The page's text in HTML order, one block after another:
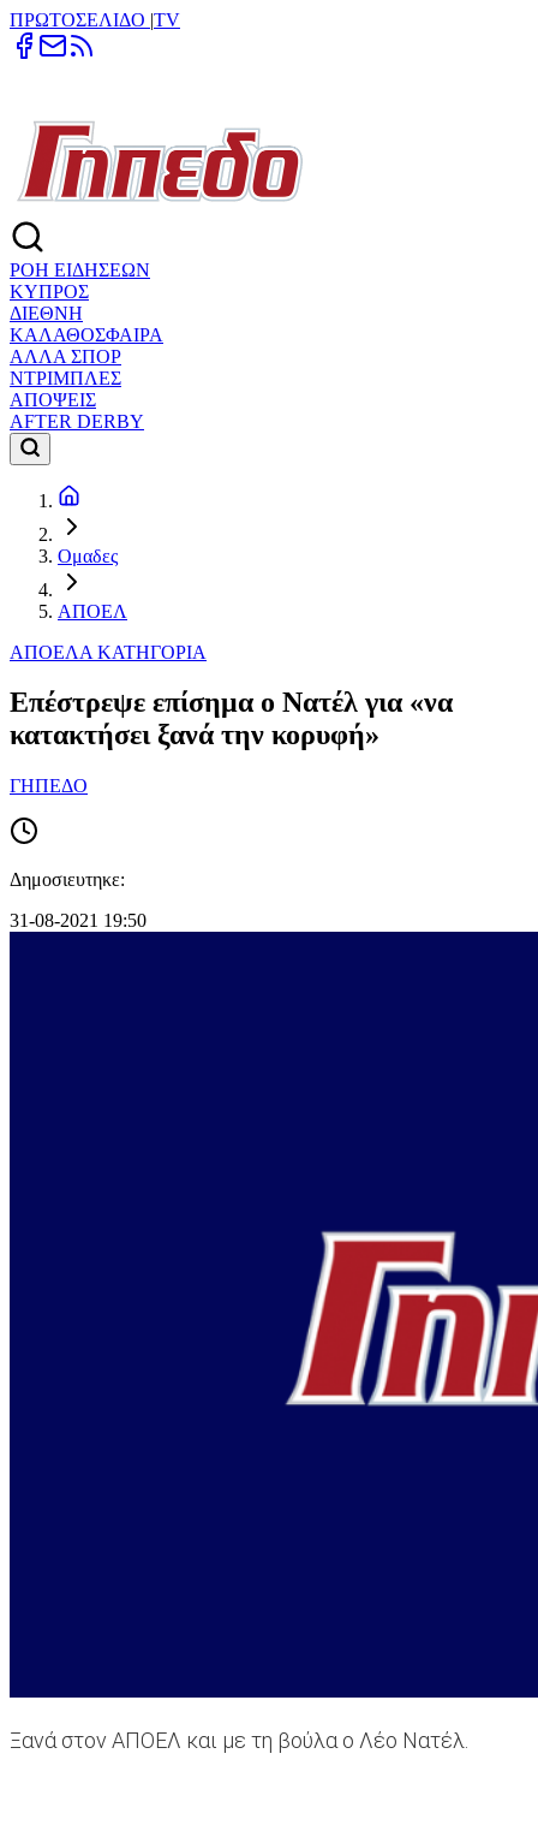
ΠΡΩΤΟΣΕΛΙΔΟ |TV
ΡΟΗ ΕΙΔΗΣΕΩΝ
ΚΥΠΡΟΣ
ΔΙΕΘΝΗ
ΚΑΛΑΘΟΣΦΑΙΡΑ
ΑΛΛΑ ΣΠΟΡ
ΝΤΡΙΜΠΛΕΣ
ΑΠΟΨΕΙΣ
AFTER DERBY
Ομαδες
ΑΠΟΕΛ
ΑΠΟΕΛΑ ΚΑΤΗΓΟΡΙΑ
Επέστρεψε επίσημα ο Νατέλ για «να
κατακτήσει ξανά την κορυφή»
ΓΗΠΕΔΟ
Δημοσιευτηκε:
31-08-2021 19:50
Ξανά στον ΑΠΟΕΛ και με τη βούλα ο Λέο Νατέλ.